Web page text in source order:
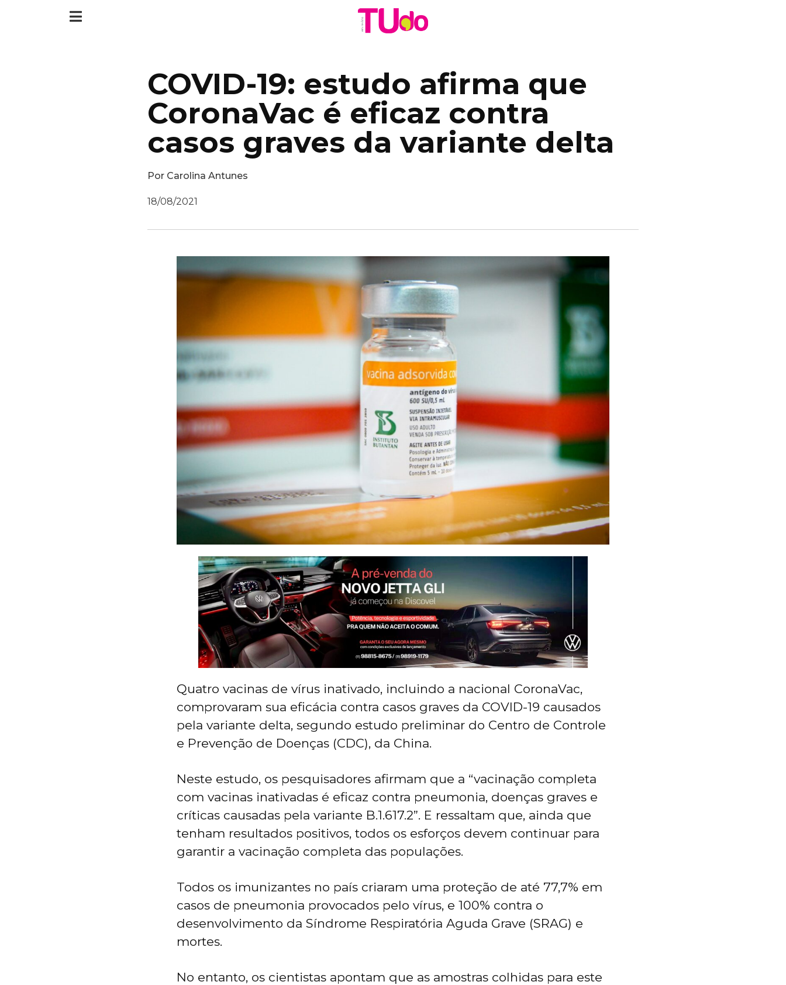
COVID-19: estudo afirma que
CoronaVac é eficaz contra
casos graves da variante delta
Por Carolina Antunes
18/08/2021
Quatro vacinas de vírus inativado, incluindo a nacional CoronaVac,
comprovaram sua eficácia contra casos graves da COVID-19 causados
pela variante delta, segundo estudo preliminar do Centro de Controle
e Prevenção de Doenças (CDC), da China.
Neste estudo, os pesquisadores afirmam que a “vacinação completa
com vacinas inativadas é eficaz contra pneumonia, doenças graves e
críticas causadas pela variante B.1.617.2”. E ressaltam que, ainda que
tenham resultados positivos, todos os esforços devem continuar para
garantir a vacinação completa das populações.
Todos os imunizantes no país criaram uma proteção de até 77,7% em
casos de pneumonia provocados pelo vírus, e 100% contra o
desenvolvimento da Síndrome Respiratória Aguda Grave (SRAG) e
mortes.
No entanto, os cientistas apontam que as amostras colhidas para este